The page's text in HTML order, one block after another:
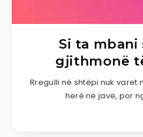
Si ta
gjithmonë
Rregulli në shtëpi nuk varet
herë në javë, por